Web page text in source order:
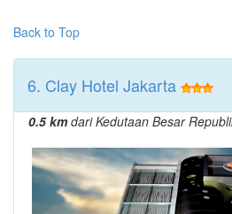
Back to Top
6. Clay Hotel Jakarta
0.5 kmdari Kedutaan Besar